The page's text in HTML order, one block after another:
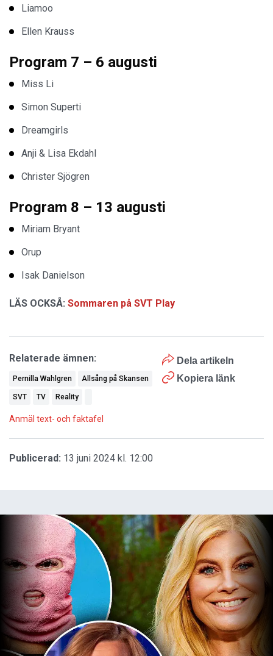
Liamoo
Ellen Krauss
Program 7 – 6 augusti
Miss Li
Simon Superti
Dreamgirls
Anji & Lisa Ekdahl
Christer Sjögren
Program 8 – 13 augusti
Miriam Bryant
Orup
Isak Danielson
LÄS OCKSÅ: Sommaren på SVT Play
Dela artikeln
Kopiera länk
Relaterade ämnen:
Pernilla Wahlgren Allsång på Skansen
SVT TV Reality
Anmäl text- och faktafel
Publicerad: 13 juni 2024 kl. 12:00